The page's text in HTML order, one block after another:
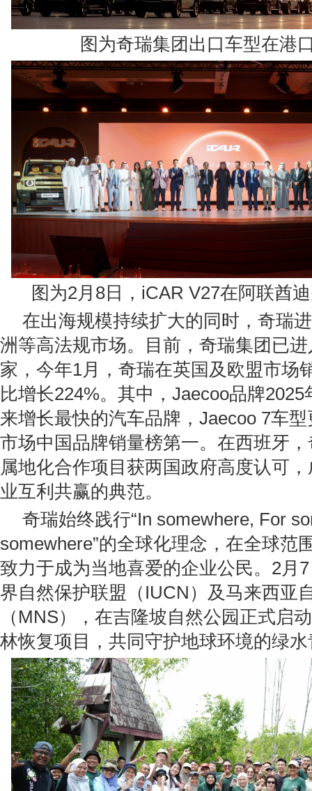
图为奇瑞集团出口车型在港
图为2月8日，iCAR V27在阿联酋
在出海规模持续扩大的同时，奇瑞
洲等高法规市场。目前，奇瑞集团已
家，今年1月，奇瑞在英国及欧盟市场
比增长224%。其中，Jaecoo品牌
来增长最快的汽车品牌，Jaecoo 7车
市场中国品牌销量榜第一。在西班牙
属地化合作项目获两国政府高度认可
业互利共赢的典范。
奇瑞始终践行“In somewhere, For
somewhere”的全球化理念，在全球范
致力于成为当地喜爱的企业公民。2月
界自然保护联盟（IUCN）及马来西亚
（MNS），在吉隆坡自然公园正式启
林恢复项目，共同守护地球环境的绿